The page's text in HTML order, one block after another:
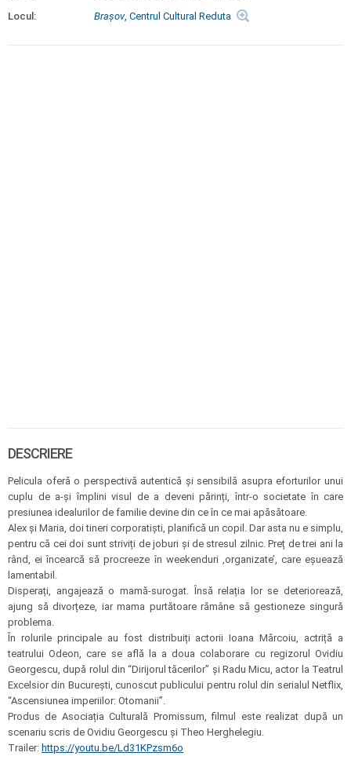
Locul:
Braşov, Centrul Cultural Reduta
DESCRIERE
Pelicula oferă o perspectivă autentică și sensibilă asupra eforturilor unui
cuplu de a-și împlini visul de a deveni părinți, într-o societate în care
presiunea idealurilor de familie devine din ce în ce mai apăsătoare.
Alex și Maria, doi tineri corporatiști, planifică un copil. Dar asta nu e simplu,
pentru că cei doi sunt striviți de joburi și de stresul zilnic. Preț de trei ani la
rând, ei încearcă să procreeze în weekenduri ‚organizate’, care eșuează
lamentabil.
Disperați, angajează o mamă-surogat. Însă relația lor se deteriorează,
ajung să divorțeze, iar mama purtătoare rămâne să gestioneze singură
problema.
​​În rolurile principale au fost distribuiți actorii Ioana Mărcoiu, actriță a
teatrului Odeon, care se află la a doua colaborare cu regizorul Ovidiu
Georgescu, după rolul din “Dirijorul tăcerilor” și Radu Micu, actor la Teatrul
Excelsior din București, cunoscut publicului pentru rolul din serialul Netflix,
“Ascensiunea imperiilor: Otomanii”.
Produs de Asociația Culturală Promissum, filmul este realizat după un
scenariu scris de Ovidiu Georgescu şi Theo Herghelegiu.
Trailer: https://youtu.be/Ld31KPzsm6o